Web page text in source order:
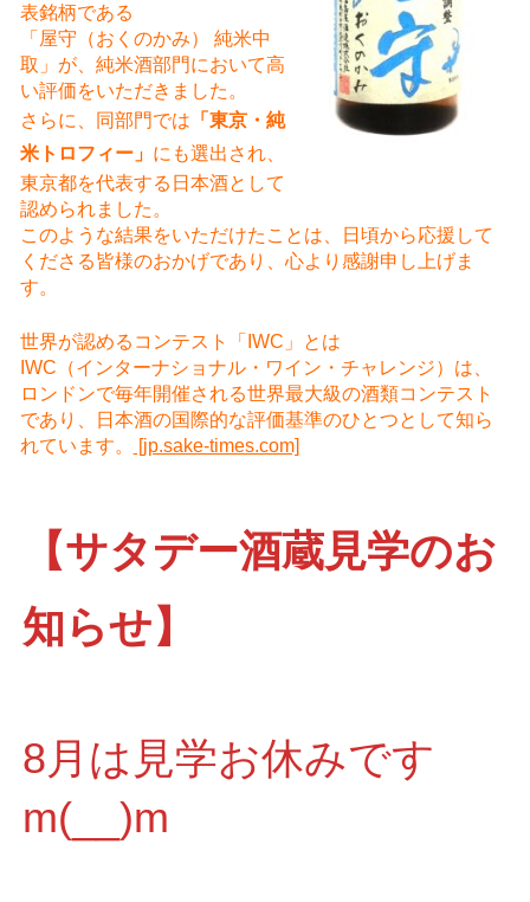
表銘柄である
「屋守（おくのかみ） 純米中
取」が、純米酒部門において高
い評価をいただきました。
さらに、同部門では 「東京・純
米トロフィー」 にも選出され、
東京都を代表する日本酒として
認められました。
このような結果をいただけたことは、日頃から応援して
くださる皆様のおかげであり、心より感謝申し上げま
す。
世界が認めるコンテスト「IWC」とは
IWC（インターナショナル・ワイン・チャレンジ）は、
ロンドンで毎年開催される世界最大級の酒類コンテスト
であり、日本酒の国際的な評価基準のひとつとして知ら
れています。
[jp.sake-times.com]
【サタデー酒蔵見学のお
知らせ】
8月は見学お休みです
m(__)m